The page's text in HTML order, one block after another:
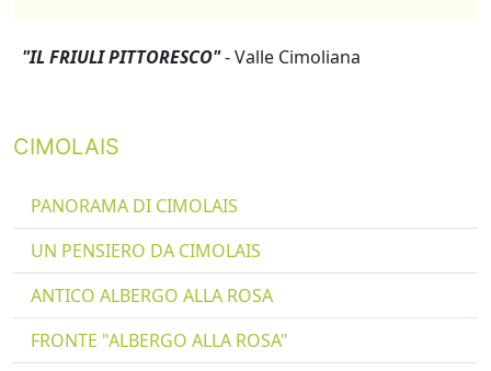
"IL FRIULI PITTORESCO"- Valle Cimoliana
CIMOLAIS
PANORAMA DI CIMOLAIS
UN PENSIERO DA CIMOLAIS
ANTICO ALBERGO ALLA ROSA
FRONTE "ALBERGO ALLA ROSA"